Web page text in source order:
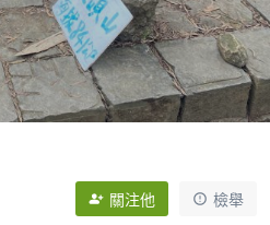
關注他 檢舉